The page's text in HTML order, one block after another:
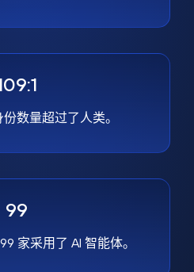
数量超过了人类。
99
家采用了 AI 智能体。